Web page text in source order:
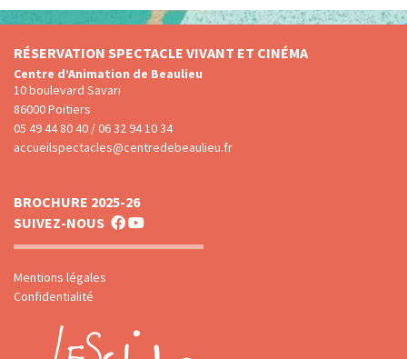
RÉSERVATION SPECTACLE VIVANT ET CINÉMA
Centre d’Animation de Beaulieu
10 boulevard Savari
86000 Poitiers
05 49 44 80 40 / 06 32 94 10 34
accueilspectacles@centredebeaulieu.fr
BROCHURE 2025-26
SUIVEZ-NOUS
Mentions légales
Confidentialité